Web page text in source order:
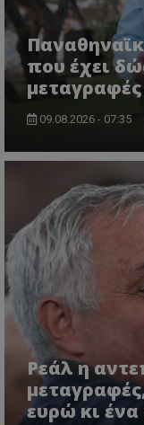
που έχει
09.08.2026 - 07:35
Ρεάλ η
ευρώ κι